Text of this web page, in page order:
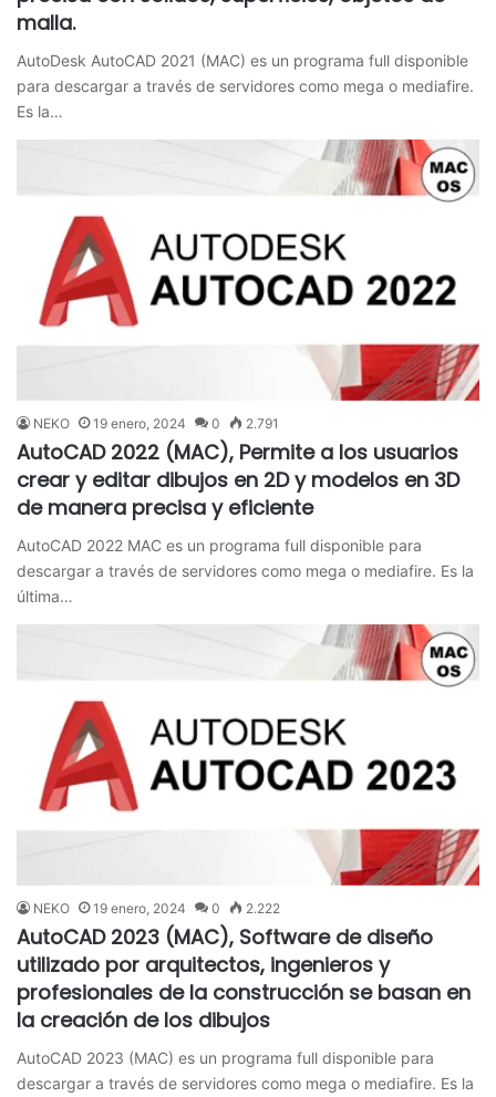
malla.
AutoDesk AutoCAD 2021 (MAC) es un programa full disponible
para descargar a través de servidores como mega o mediafire.
Es la…
NEKO 19 enero, 2024 0 2.791
AutoCAD 2022 (MAC), Permite a los usuarios
crear y editar dibujos en 2D y modelos en 3D
de manera precisa y eficiente
AutoCAD 2022 MAC es un programa full disponible para
descargar a través de servidores como mega o mediafire. Es la
última…
NEKO 19 enero, 2024 0 2.222
AutoCAD 2023 (MAC), Software de diseño
utilizado por arquitectos, ingenieros y
profesionales de la construcción se basan en
la creación de los dibujos
AutoCAD 2023 (MAC) es un programa full disponible para
descargar a través de servidores como mega o mediafire. Es la